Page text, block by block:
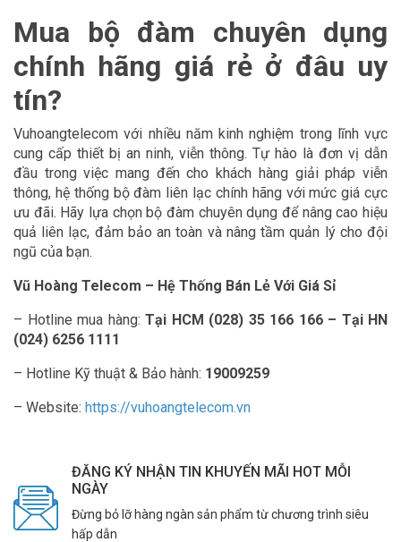
Mua bộ đàm chuyên dụng
chính hãng giá rẻ ở đâu uy
tín?
Vuhoangtelecom với nhiều năm kinh nghiệm trong lĩnh vực
cung cấp thiết bị an ninh, viễn thông. Tự hào là đơn vị dẫn
đầu trong việc mang đến cho khách hàng giải pháp viễn
thông, hệ thống bộ đàm liên lạc chính hãng với mức giá cực
ưu đãi. Hãy lựa chọn bộ đàm chuyên dụng để nâng cao hiệu
quả liên lạc, đảm bảo an toàn và nâng tầm quản lý cho đội
ngũ của bạn.
Vũ Hoàng Telecom – Hệ Thống Bán Lẻ Với Giá Sỉ
– Hotline mua hàng: Tại HCM (028) 35 166 166 – Tại HN
(024) 6256 1111
– Hotline Kỹ thuật & Bảo hành: 19009259
– Website: https://vuhoangtelecom.vn
ĐĂNG KÝ NHẬN TIN KHUYẾN MÃI HOT MỖI
NGÀY
Đừng bỏ lỡ hàng ngàn sản phẩm từ chương trình siêu
hấp dẫn